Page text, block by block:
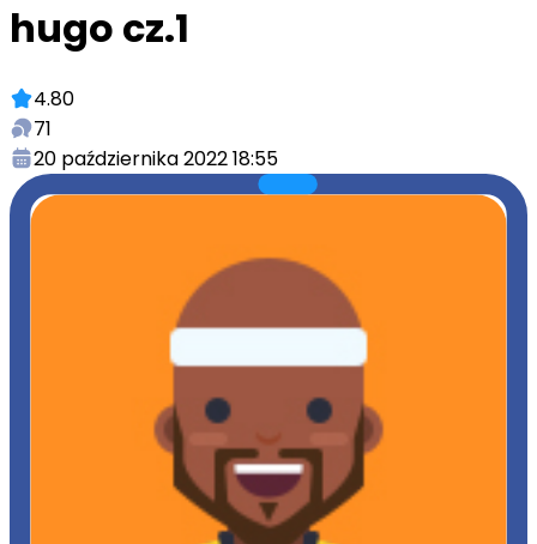
hugo cz.1
4.80
71
20 października 2022 18:55